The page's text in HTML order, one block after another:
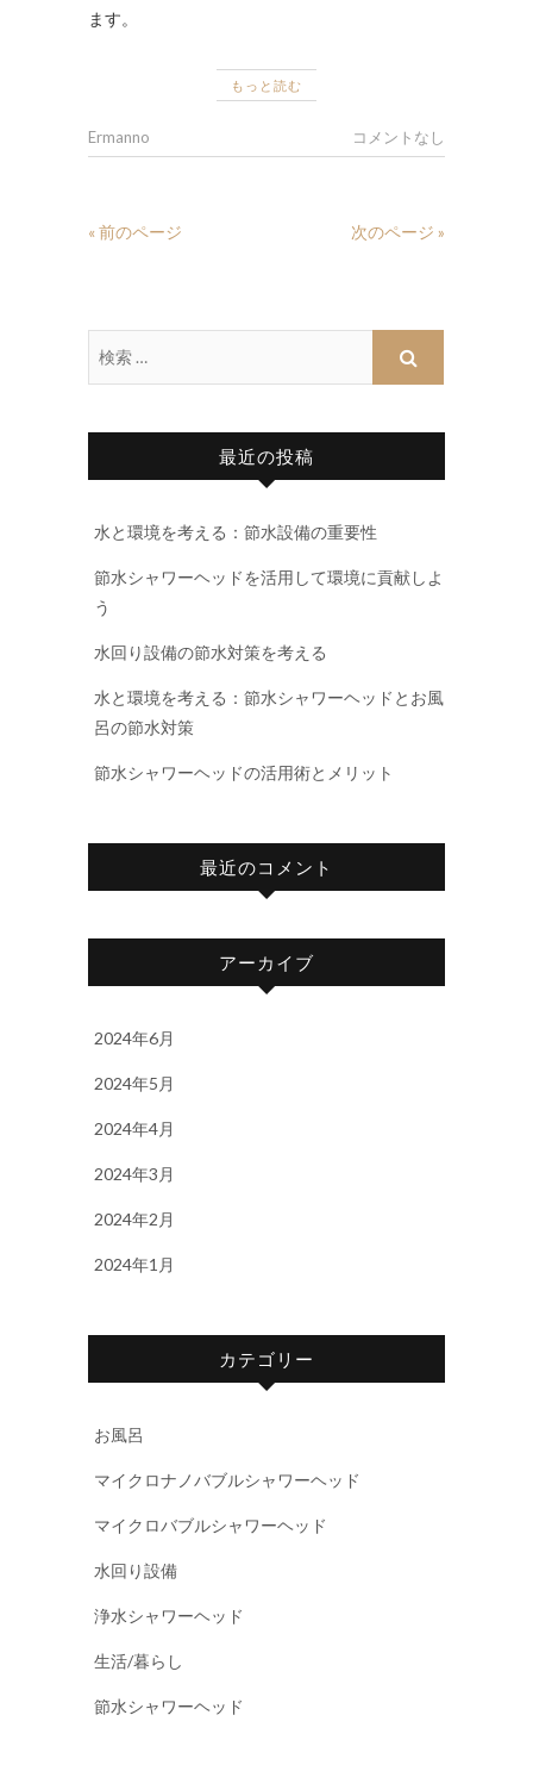
ます。
もっと読む
Ermanno コメントなし
« 前のページ 次のページ »
最近の投稿
水と環境を考える：節水設備の重要性
節水シャワーヘッドを活用して環境に貢献しよ
う
水回り設備の節水対策を考える
水と環境を考える：節水シャワーヘッドとお風
呂の節水対策
節水シャワーヘッドの活用術とメリット
最近のコメント
アーカイブ
2024年6月
2024年5月
2024年4月
2024年3月
2024年2月
2024年1月
カテゴリー
お風呂
マイクロナノバブルシャワーヘッド
マイクロバブルシャワーヘッド
水回り設備
浄水シャワーヘッド
生活/暮らし
節水シャワーヘッド